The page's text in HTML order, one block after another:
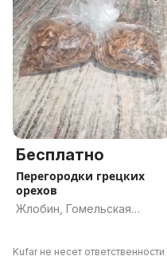
Бесплатно
Перегородки грецких
орехов
Жлобин, Гомельская
Kufar не несет